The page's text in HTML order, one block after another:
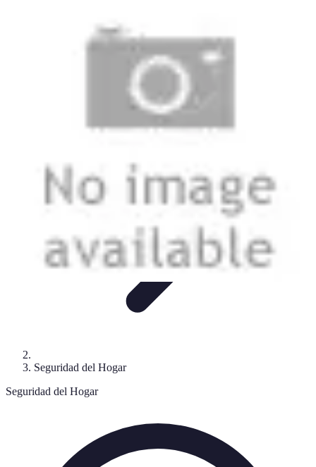
Consejos y Mantenimiento
Guía de CompraGuías de Compra
Seguridad del Hogar
Seguridad del Hogar